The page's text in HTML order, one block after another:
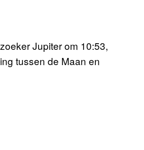
Jupiter om 10:53,
tussen de Maan en